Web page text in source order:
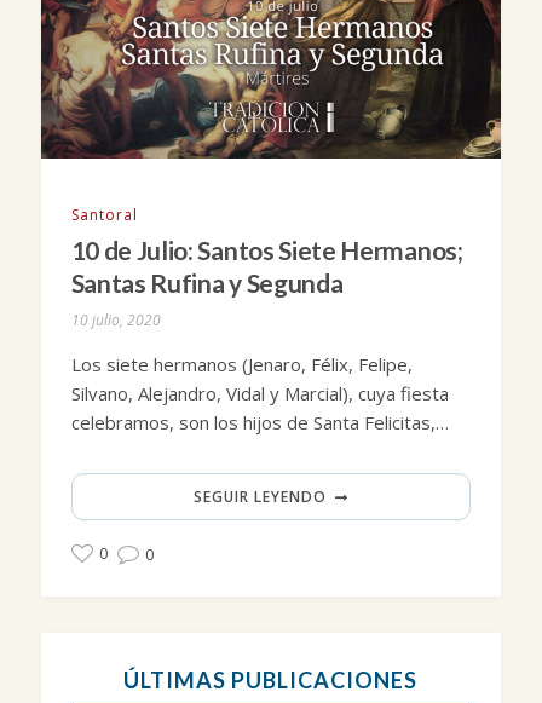
Santoral
10 de Julio: Santos Siete Hermanos;
Santas Rufina y Segunda
10 julio, 2020
Los siete hermanos (Jenaro, Félix, Felipe,
Silvano, Alejandro, Vidal y Marcial), cuya fiesta
celebramos, son los hijos de Santa Felicitas,…
SEGUIR LEYENDO
0 0
ÚLTIMAS PUBLICACIONES